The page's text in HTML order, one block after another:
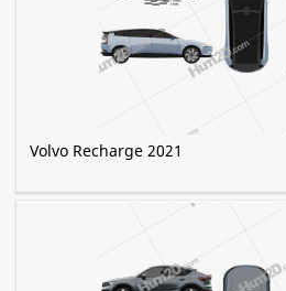
Volvo Recharge 2021